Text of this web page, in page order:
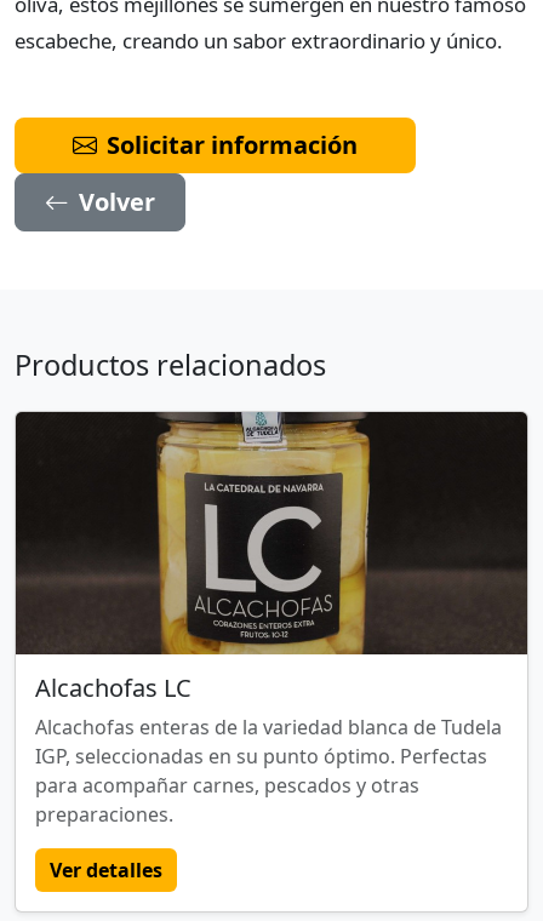
escabeche, creando un sabor extraordinario y único.
Solicitar información
Volver
Productos relacionados
Alcachofas LC
Alcachofas enteras de la variedad blanca de Tudela
IGP, seleccionadas en su punto óptimo. Perfectas
para acompañar carnes, pescados y otras
preparaciones.
Ver detalles